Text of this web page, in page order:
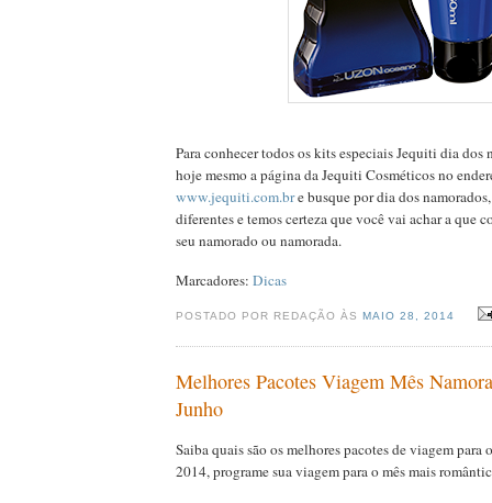
Para conhecer todos os kits especiais Jequiti dia dos
hoje mesmo a página da Jequiti Cosméticos no
www.jequiti.com.bre busque por dia dos
diferentes e temos certeza que você vai achar a que
seu namorado ou namorada.
Marcadores: Dicas
POSTADO POR REDAÇÃO ÀSMAIO 28, 2014
Melhores Pacotes Viagem Mês
Junho
Saiba quais são os melhores pacotes de viagem para
2014, programe sua viagem para o mês mais